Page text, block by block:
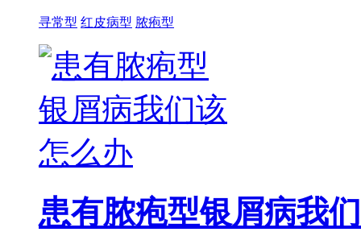
寻常型 红皮病型 脓疱型
患有脓疱型银屑病我们